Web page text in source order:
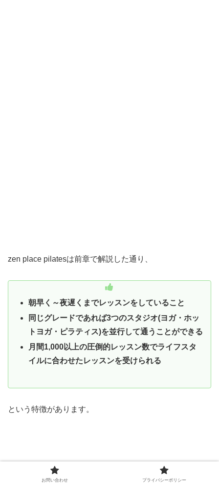
zen place pilatesは前章で解説した通り、
朝早く～夜遅くまでレッスンをしていること
同じグレードであれば3つのスタジオ(ヨガ・ホッ
トヨガ・ピラティス)を並行して通うことができる
月間1,000以上の圧倒的レッスン数でライフスタ
イルに合わせたレッスンを受けられる
という特徴があります。
お問い合わせ プライバシーポリシー